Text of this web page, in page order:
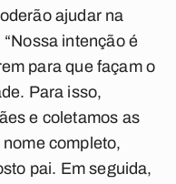
ajudar na
intenção é
para que façam o
Para isso,
e coletamos as
completo,
pai. Em seguida,